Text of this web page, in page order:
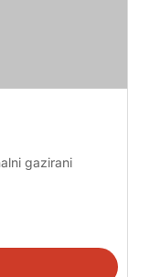
gazirani